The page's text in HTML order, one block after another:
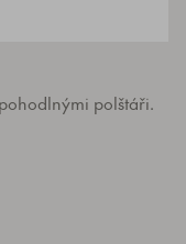
polštáři.